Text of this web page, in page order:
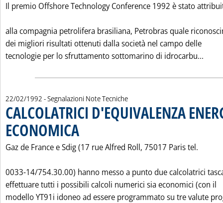
Il premio Offshore Technology Conference 1992 è stato
alla compagnia petrolifera brasiliana, Petrobras quale
dei migliori risultati ottenuti dalla società nel campo delle
tecnologie per lo sfruttamento sottomarino di idrocarbu...
22/02/1992 - Segnalazioni Note Tecniche
CALCOLATRICI D'EQUIVALENZA
ECONOMICA
Gaz de France e Sdig (17 rue Alfred Roll, 75017 Paris tel.
0033-14/754.30.00) hanno messo a punto due calcolatrici
effettuare tutti i possibili calcoli numerici sia economici (con il
modello YT91i idoneo ad essere programmato su tre valute